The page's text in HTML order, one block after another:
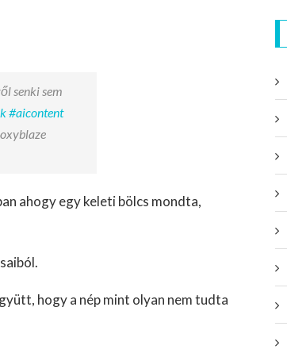
senki sem
#aicontent
ahogy egy keleti bölcs mondta,
hogy a nép mint olyan nem tudta